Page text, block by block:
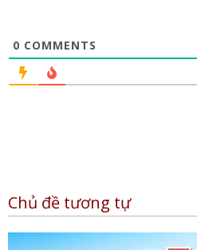
0 COMMENTS
Chủ đề tương tự